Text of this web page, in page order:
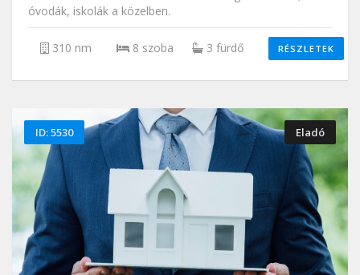
óvodák, iskolák a közelben.
310 nm 8 szoba 3 fürdő RÉSZLETEK
ID: 5530 Eladó